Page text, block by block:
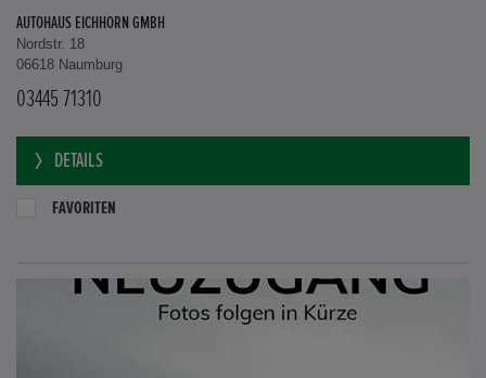
AUTOHAUS EICHHORN GMBH
Nordstr. 18
06618 Naumburg
03445 71310
DETAILS
FAVORITEN